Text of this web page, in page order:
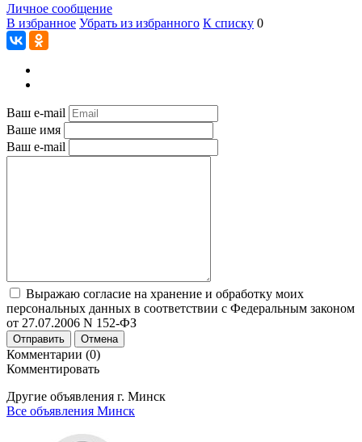
Личное сообщение
В избранное Убрать из избранного К списку 0
Ваш e-mail
Ваше имя
Ваш e-mail
Выражаю согласие на хранение и обработку моих
персональных данных в соответствии с Федеральным законом
от 27.07.2006 N 152-ФЗ
Отправить Отмена
Комментарии (0)
Комментировать
Другие объявления г. Минск
Все объявления Минск